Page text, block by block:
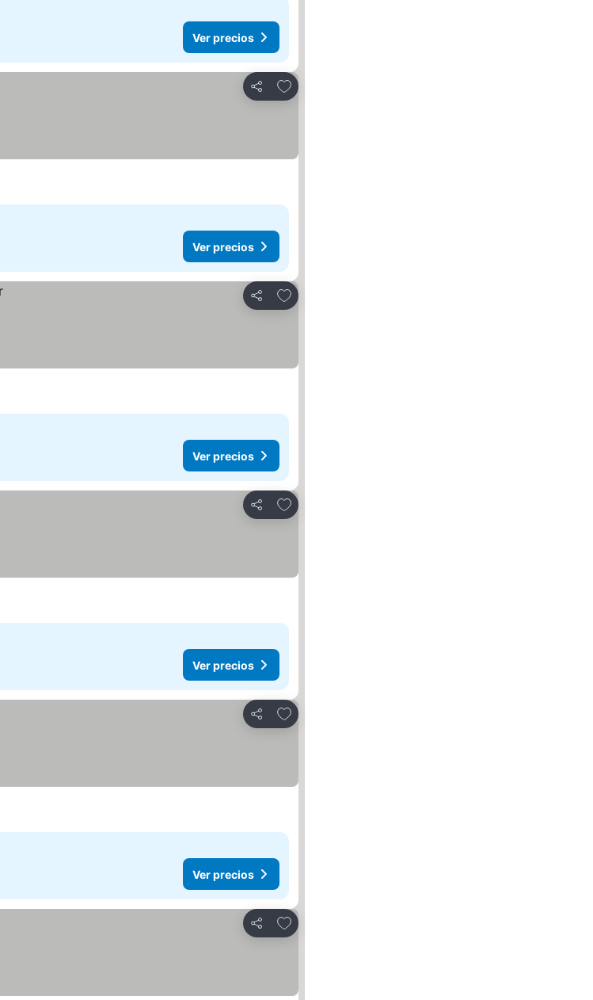
Ver precios
Compartir
Agregar a favoritos
Ver precios
Compartir
Agregar a favoritos
Ver precios
Compartir
Agregar a favoritos
Ver precios
Compartir
Agregar a favoritos
Ver precios
Compartir
Agregar a favoritos